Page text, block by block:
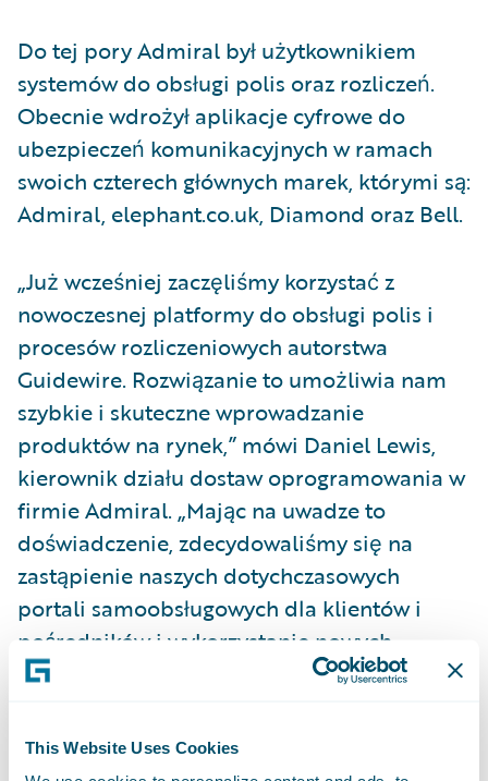
This Website Uses Cookies
Do tej pory Admiral był użytkownikiem
systemów do obsługi polis oraz rozliczeń.
Obecnie wdrożył aplikacje cyfrowe do
ubezpieczeń komunikacyjnych w ramach
swoich czterech głównych marek, którymi są:
Admiral, elephant.co.uk, Diamond oraz Bell.
„Już wcześniej zaczęliśmy korzystać z
nowoczesnej platformy do obsługi polis i
procesów rozliczeniowych autorstwa
Guidewire. Rozwiązanie to umożliwia nam
szybkie i skuteczne wprowadzanie
produktów na rynek,” mówi Daniel Lewis,
kierownik działu dostaw oprogramowania w
firmie Admiral. „Mając na uwadze to
doświadczenie, zdecydowaliśmy się na
zastąpienie naszych dotychczasowych
portali samoobsługowych dla klientów i
pośredników i wykorzystanie nowych
funkcjonalności cyfrowych, jakie dają
prac wdrożeniowych, stopniowo zaczęliśmy
korzystać z narzędzi Guidewire w każdej